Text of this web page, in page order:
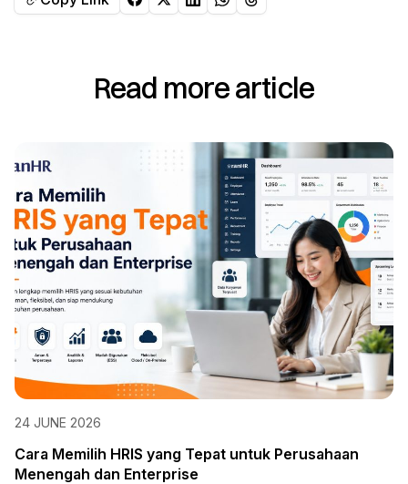
Read more article
24 JUNE 2026
Cara Memilih HRIS yang Tepat untuk Perusahaan
Menengah dan Enterprise